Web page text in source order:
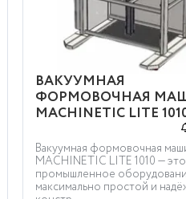
ВАКУУМНАЯ
ФОРМОВОЧНАЯ
MACHINETIC LITE
Вакуумная формовочная
MACHINETIC LITE 1010 — это
промышленное
максимально простой и